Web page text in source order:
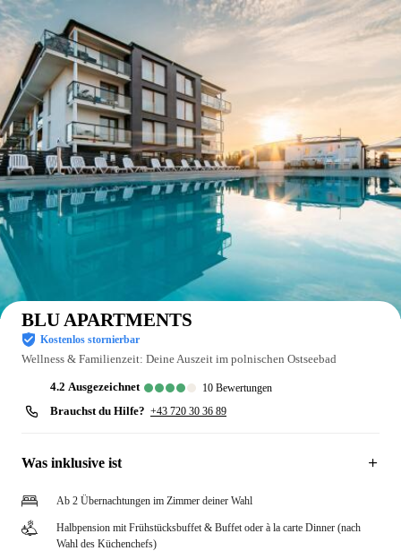
BLU APARTMENTS
Kostenlos stornierbar
Wellness & Familienzeit: Deine Auszeit im polnischen Ostseebad
4.2 ausgezeichnet 10 Bewertungen
Brauchst du Hilfe? +43 720 30 36 89
Was inklusive ist
Ab 2 Übernachtungen im Zimmer deiner Wahl
Halbpension mit Frühstücksbuffet & Buffet oder à la carte Dinner (nach
Wahl des Küchenchefs)